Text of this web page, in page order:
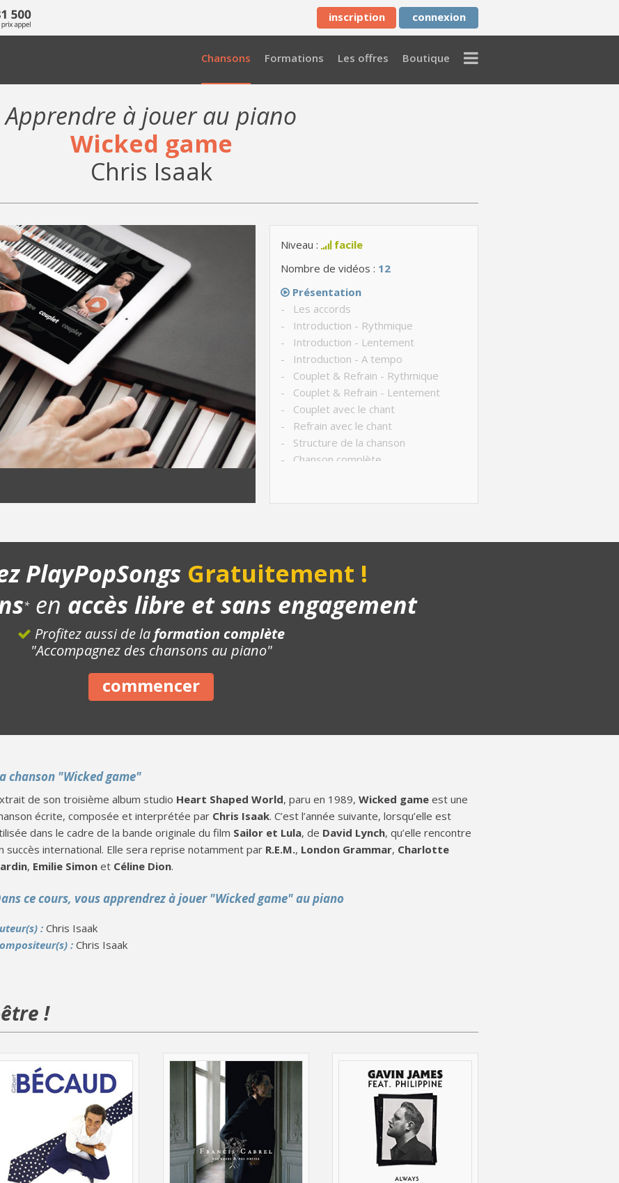
inscription connexion
Chansons Formations Les offres Boutique Menu
Apprendre à jouer au piano
Wicked game
Chris Isaak
Niveau :
facile
Nombre de vidéos : 12
Présentation
- Les accords
- Introduction - Rythmique
- Introduction - Lentement
- Introduction - A tempo
- Couplet & Refrain - Rythmique
- Couplet & Refrain - Lentement
- Couplet avec le chant
- Refrain avec le chant
- Structure de la chanson
- Chanson complète
PlayPopSongs Gratuitement !
*en accès libre et sans engagement
Profitez aussi de la formation complète
"Accompagnez des chansons au piano"
commencer
chanson "Wicked game"
de son troisième album studio Heart Shaped World, paru en 1989,Wicked game est une
écrite, composée et interprétée par Chris Isaak. C’est l’année suivante, lorsqu’elle est
dans le cadre de la bande originale du film Sailor et Lula, de David Lynch, qu’elle rencontre
succès international. Elle sera reprise notamment par R.E.M., London Grammar, Charlotte
, Emilie Simon et Céline Dion.
ce cours, vous apprendrez à jouer "Wicked game" au piano
:Chris Isaak
:Chris Isaak
!